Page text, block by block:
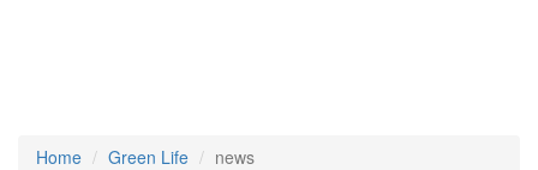
Home Green Life news